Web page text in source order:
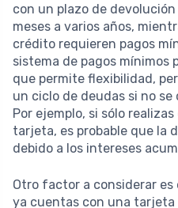
con un plazo de
meses a varios años,
crédito requieren pagos
sistema de pagos mínimos
que permite flexibilidad,
un ciclo de deudas si no
Por ejemplo, si sólo
tarjeta, es probable que la
debido a los intereses
Otro factor a considerar es
ya cuentas con una tarjeta